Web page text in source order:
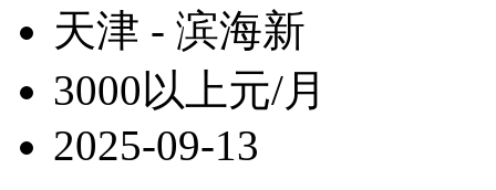
天津 - 滨海新
3000以上元/月
2025-09-13